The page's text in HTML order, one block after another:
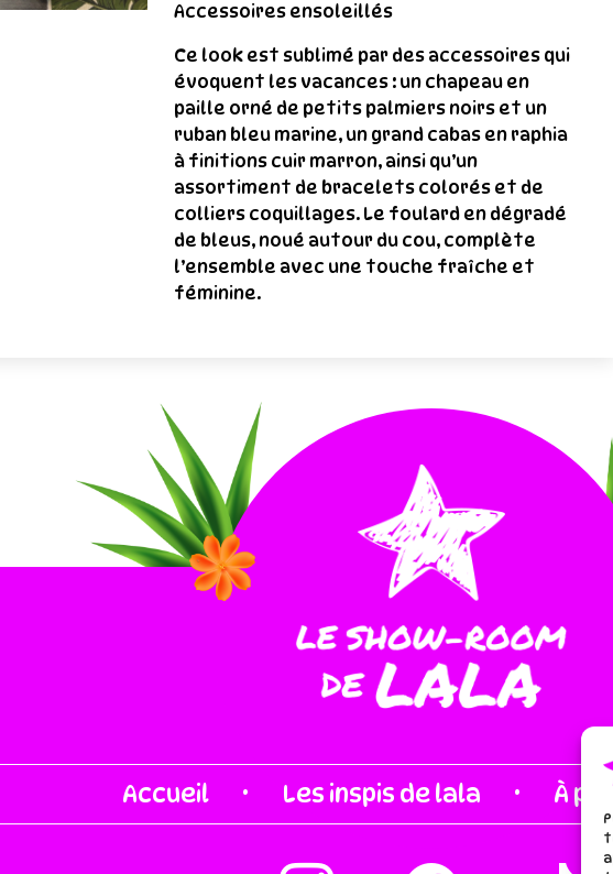
Accessoires ensoleillés
Ce look est sublimé par des accessoires qui
évoquent les vacances : un chapeau en
paille orné de petits palmiers noirs et un
ruban bleu marine, un grand cabas en raphia
à finitions cuir marron, ainsi qu’un
assortiment de bracelets colorés et de
colliers coquillages. Le foulard en dégradé
de bleus, noué autour du cou, complète
l’ensemble avec une touche fraîche et
féminine.
Accueil · Les inspis de lala · À